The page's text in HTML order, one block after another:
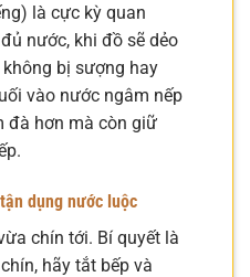
là cực kỳ quan
nước, khi đồ sẽ dẻo
bị sượng hay
vào nước ngâm nếp
đà hơn mà còn giữ
dụng nước luộc
chín tới. Bí quyết là
hãy tắt bếp và